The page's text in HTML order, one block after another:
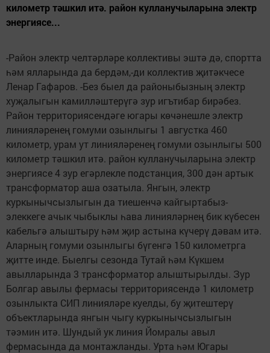
километр тәшкил итә. район кулланучыларына электр
энергиясе...
-Район электр челтәрләре коллективы эштә дә, спортта
һәм ялларында да бердәм,-ди коллектив җитәкчесе
Ленар Гафаров. -Без быел да районыбызның электр
хуҗалыгын камилләштерүгә зур игътибар бирәбез.
Район территориясендәге югары көчәнешле электр
линияләренең гомуми озынлыгы 1 августка 460
километр, урам ут линияләренең гомуми озынлыгы 500
километр тәшкил итә. район кулланучыларына электр
энергиясе 4 зур егәрлекле подстанция, 300 дән артык
трансформатор аша озатыла. Янгын, электр
куркынычсызлыгын да тиешенчә кайгыртабыз-
элеккеге ачык чыбыклы һава линияләрнең бик күбесен
кабельгә алыштыру һәм җир астына күчерү дәвам итә.
Аларның гомуми озынлыгы бүгенгә 150 километрга
җитте инде. Быелгы сезонда Тутай һәм Күкшем
авылларында 3 трансформатор алыштырылды. Зур
Болгар авылы фермасы территориясендә 1 километр
озынлыкта СИП линияләре куелды, бу җитештерү
объектларында янгын чыгу куркынычсызлыгын
тәэмин итә. Шундый ук линия Йомралы авыл
фермасында да монтажланды. Урта һәм Югары